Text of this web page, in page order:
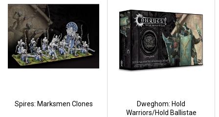
Spires: Marksmen Clones
Dweghom: Hold
Warriors/Hold Ballistae